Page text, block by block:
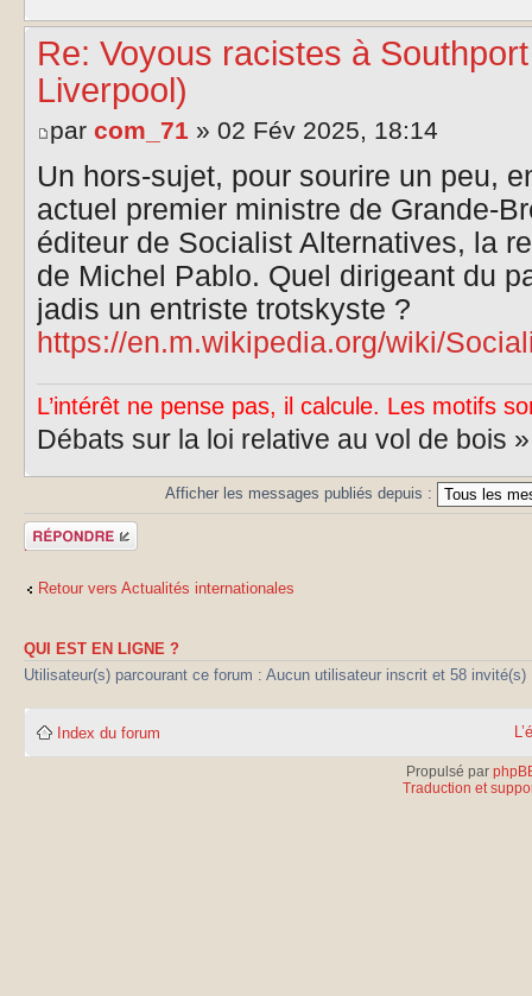
Re: Voyous racistes à
Liverpool)
par com_71 » 02 Fév 2025, 18:14
Un hors-sujet, pour sourire un peu,
actuel premier ministre de Grande-
éditeur de Socialist Alternatives, la
de Michel Pablo. Quel dirigeant du
jadis un entriste trotskyste ?
https://en.m.wikipedia.org/wiki/
L’intérêt ne pense pas, il calcule. Les motifs
Débats sur la loi relative au vol de bois
Afficher les messages publiés depuis :
Publier une
réponse
Retour vers Actualités internationales
QUI EST EN LIGNE ?
Utilisateur(s) parcourant ce forum : Aucun utilisateur inscrit et 58 invité(s)
Index du forum
Propulsé par
Traduction et